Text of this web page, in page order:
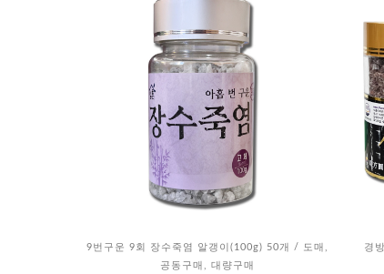
9번구운 9회 장수죽염 알갱이(100g) 50개 / 도매,
공동구매, 대량구매
경